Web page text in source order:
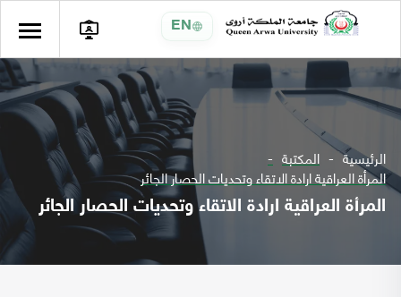
EN
الرئيسية المكتبة
المرأة العراقية ارادة الاتقاء وتحديات الحصار الجائر
المرأة العراقية ارادة الاتقاء وتحديات الحصار الجائر